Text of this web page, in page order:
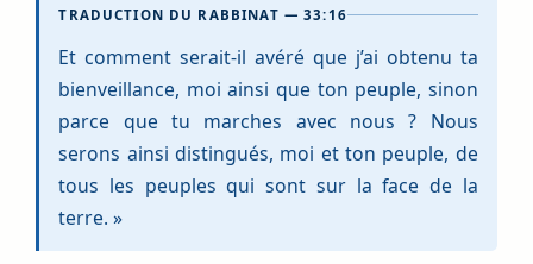
TRADUCTION DU RABBINAT — 33:16
Et comment serait-il avéré que j’ai obtenu ta
bienveillance, moi ainsi que ton peuple, sinon
parce que tu marches avec nous ? Nous
serons ainsi distingués, moi et ton peuple, de
tous les peuples qui sont sur la face de la
terre. »